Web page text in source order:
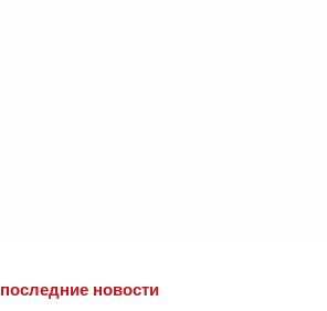
последние новости